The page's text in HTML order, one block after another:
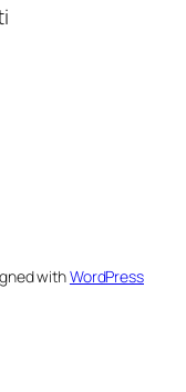
withWordPress